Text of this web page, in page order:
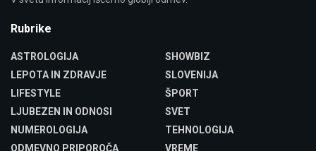
Rubrike
ASTROLOGIJA
LEPOTA IN ZDRAVJE
LIFESTYLE
LJUBEZEN IN ODNOSI
NUMEROLOGIJA
ODMEVNO PRIPOROČA
SHOWBIZ
SLOVENIJA
ŠPORT
SVET
TEHNOLOGIJA
VREME